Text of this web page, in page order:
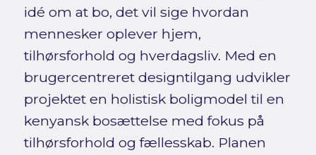
idé om at bo, det vil sige hvordan
mennesker oplever hjem,
tilhørsforhold og hverdagsliv. Med en
brugercentreret designtilgang udvikler
projektet en holistisk boligmodel til en
kenyansk bosættelse med fokus på
tilhørsforhold og fællesskab. Planen